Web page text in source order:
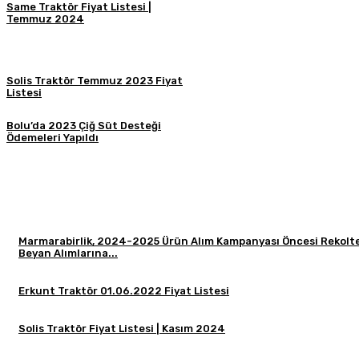
Same Traktör Fiyat Listesi |
Temmuz 2024
Solis Traktör Temmuz 2023 Fiyat
Listesi
Bolu’da 2023 Çiğ Süt Desteği
Ödemeleri Yapıldı
Marmarabirlik, 2024-2025 Ürün Alım Kampanyası Öncesi
Beyan Alımlarına...
Erkunt Traktör 01.06.2022 Fiyat Listesi
Solis Traktör Fiyat Listesi | Kasım 2024